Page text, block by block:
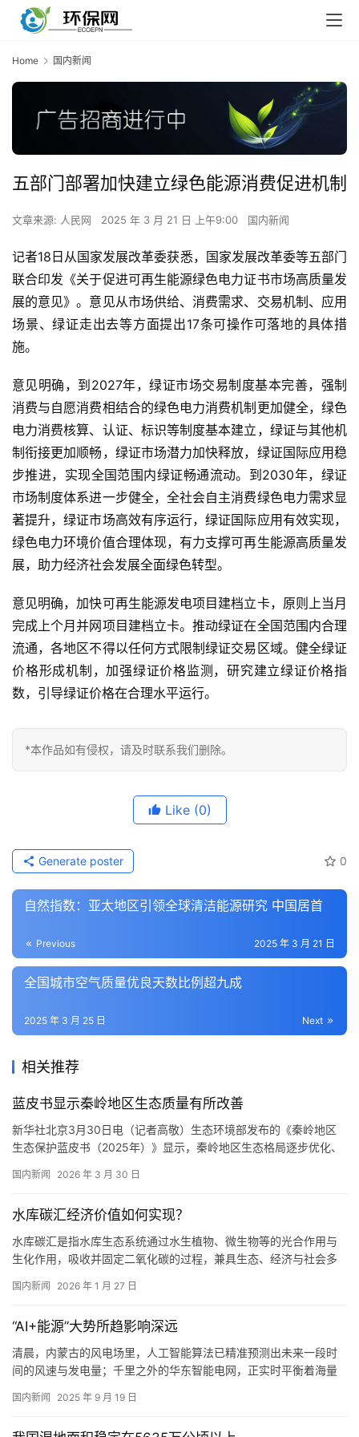
Home 国内新闻
五部门部署加快建立绿色能源消费促进机制
文章来源: 人民网 2025 年 3 月 21 日 上午9:00 国内新闻
记者18日从国家发展改革委获悉，国家发展改革委等五部门
联合印发《关于促进可再生能源绿色电力证书市场高质量发
展的意见》。意见从市场供给、消费需求、交易机制、应用
场景、绿证走出去等方面提出17条可操作可落地的具体措
施。
意见明确，到2027年，绿证市场交易制度基本完善，强制
消费与自愿消费相结合的绿色电力消费机制更加健全，绿色
电力消费核算、认证、标识等制度基本建立，绿证与其他机
制衔接更加顺畅，绿证市场潜力加快释放，绿证国际应用稳
步推进，实现全国范围内绿证畅通流动。到2030年，绿证
市场制度体系进一步健全，全社会自主消费绿色电力需求显
著提升，绿证市场高效有序运行，绿证国际应用有效实现，
绿色电力环境价值合理体现，有力支撑可再生能源高质量发
展，助力经济社会发展全面绿色转型。
意见明确，加快可再生能源发电项目建档立卡，原则上当月
完成上个月并网项目建档立卡。推动绿证在全国范围内合理
流通，各地区不得以任何方式限制绿证交易区域。健全绿证
价格形成机制，加强绿证价格监测，研究建立绿证价格指
数，引导绿证价格在合理水平运行。
*本作品如有侵权，请及时联系我们删除。
Like (0)
0
Generate poster
自然指数：亚太地区引领全球清洁能源研究 中国居首
Previous 2025 年 3 月 21 日
全国城市空气质量优良天数比例超九成
Next
2025 年 3 月 25 日
相关推荐
蓝皮书显示秦岭地区生态质量有所改善
新华社北京3月30日电（记者高敬）生态环境部发布的《秦岭地区
生态保护蓝皮书（2025年）》显示，秦岭地区生态格局逐步优化、
人裴晓菲30日在新闻发布会上介绍，为加强秦岭地区生态保护与修
估，形成了《秦岭地区生态保护蓝皮书（2025年）》。 蓝皮书…
国内新闻 2026 年 3 月 30 日
水库碳汇经济价值如何实现？
水库碳汇是指水库生态系统通过水生植物、微生物等的光合作用与
生化作用，吸收并固定二氧化碳的过程，兼具生态、经济与社会多
转化—收益反哺”的闭环过程实现，其具体实现机制可分为以下4个
生物质碳，另外，二氧化碳溶于水库水体后发生一系列化学反应，
将二…
国内新闻 2026 年 1 月 27 日
“AI+能源”大势所趋影响深远
清晨，内蒙古的风电场里，人工智能算法已精准预测出未来一段时
间的风速与发电量；千里之外的华东智能电网，正实时平衡着海量
测系统持续排查设备隐患，确保开采作业安全稳定……这幅由人工智
国内新闻 2025 年 9 月 19 日